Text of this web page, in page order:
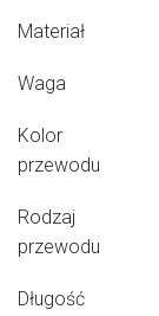
Materiał
Waga
Kolor
przewodu
Rodzaj
przewodu
Długość